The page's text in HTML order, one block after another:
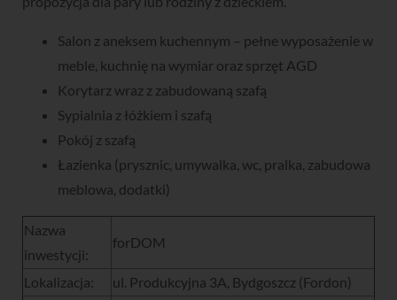
Salon z aneksem kuchennym – pełne wyposażenie w
meble, kuchnię na wymiar oraz sprzęt AGD
Korytarz wraz z zabudowaną szafą
Sypialnia z łóżkiem i szafą
Pokój z szafą
Łazienka (prysznic, umywalka, wc, pralka, zabudowa
meblowa, dodatki)
Nazwa
inwestycji:
forDOM
Lokalizacja:
ul. Produkcyjna 3A, Bydgoszcz (Fordon)